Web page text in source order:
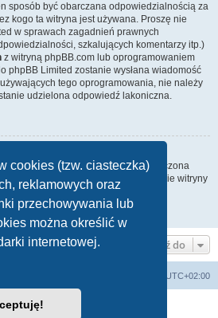
cookies (tzw. ciasteczka)
reklamowych oraz
przechowywania lub
można określić w
internetowej.
sposób być obarczana odpowiedzialnością za
kogo ta witryna jest używana. Proszę nie
w sprawach zagadnień prawnych
szkalujących komentarzy itp.)
z witryną phpBB.com lub oprogramowaniem
phpBB Limited zostanie wysłana wiadomość
tego oprogramowania, nie należy
udzielona odpowiedź lakoniczna.
używać – jeśli funkcja ta jest włączona
„Kontakt z nami”. Członkowie witryny
administracyjny”.
Przejdź do
UTC+02:00
phpBB® Forum Software © phpBB Limited